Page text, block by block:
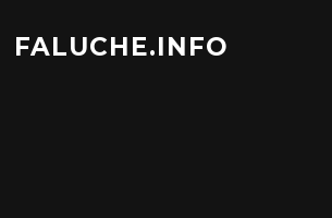
contenu
FALUCHE.INFO